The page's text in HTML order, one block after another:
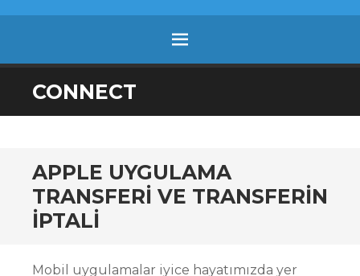
MENU
SKIP
TO
CONNECT
APPLE UYGULAMA
TRANSFERI VE TRANSFERIN
IPTALI
Mobil uygulamalar iyice hayatımızda yer